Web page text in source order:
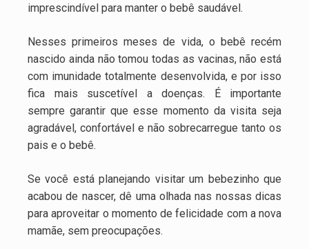
imprescindível para manter o bebê saudável.
Nesses primeiros meses de vida, o bebê recém
nascido ainda não tomou todas as vacinas, não está
com imunidade totalmente desenvolvida, e por isso
fica mais suscetível a doenças. É importante
sempre garantir que esse momento da visita seja
agradável, confortável e não sobrecarregue tanto os
pais e o bebê.
Se você está planejando visitar um bebezinho que
acabou de nascer, dê uma olhada nas nossas dicas
para aproveitar o momento de felicidade com a nova
mamãe, sem preocupações.